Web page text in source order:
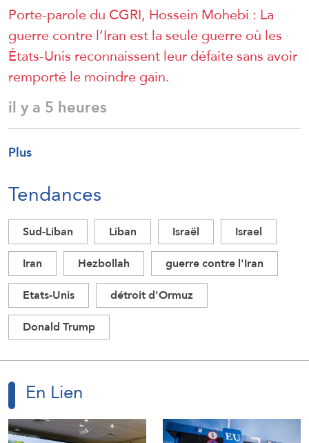
Porte-parole du CGRI, Hossein Mohebi : La
guerre contre l’Iran est la seule guerre où les
États-Unis reconnaissent leur défaite sans avoir
remporté le moindre gain.
il y a 5 heures
Plus
Tendances
Sud-Liban Liban Israël
Israel
Iran
Hezbollah
guerre contre l'Iran
Etats-Unis
détroit d'Ormuz
Donald Trump
En Lien